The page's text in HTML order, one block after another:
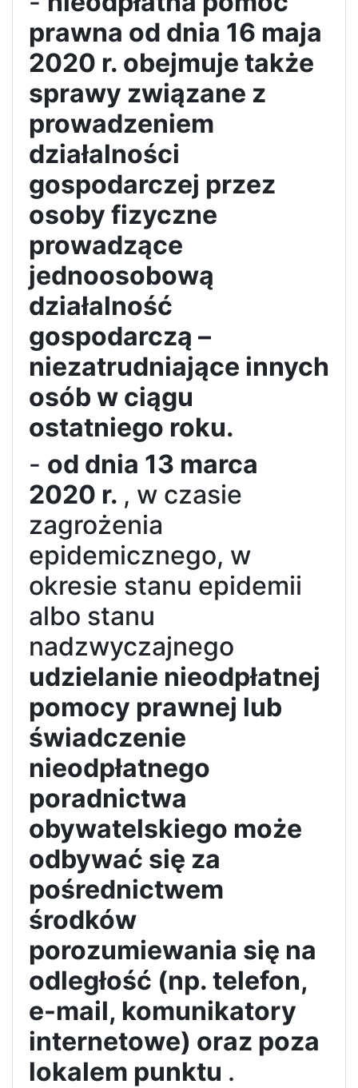
prawna od dnia 16 maja
2020 r. obejmuje także
sprawy związane z
prowadzeniem
działalności
gospodarczej przez
osoby fizyczne
prowadzące
jednoosobową
działalność
gospodarczą –
niezatrudniające innych
osób w ciągu
ostatniego roku.
- od dnia 13 marca
2020 r. , w czasie
zagrożenia
epidemicznego, w
okresie stanu epidemii
albo stanu
nadzwyczajnego
udzielanie nieodpłatnej
pomocy prawnej lub
świadczenie
nieodpłatnego
poradnictwa
obywatelskiego może
odbywać się za
pośrednictwem
środków
porozumiewania się na
odległość (np. telefon,
e-mail, komunikatory
internetowe) oraz poza
lokalem punktu .